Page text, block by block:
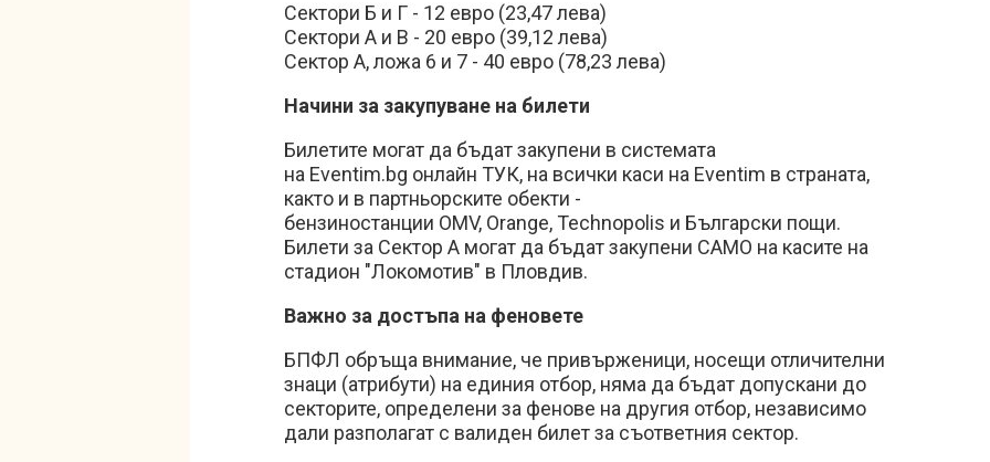
Сектори Б и Г - 12 евро (23,47 лева)
Сектори А и В - 20 евро (39,12 лева)
Сектор А, ложа 6 и 7 - 40 евро (78,23 лева)
Начини за закупуване на билети
Билетите могат да бъдат закупени в системата
на Eventim.bg онлайн ТУК, на всички каси на Eventim в страната,
както и в партньорските обекти -
бензиностанции OMV, Orange, Technopolis и Български пощи.
Билети за Сектор А могат да бъдат закупени САМО на касите на
стадион "Локомотив" в Пловдив.
Важно за достъпа на феновете
БПФЛ обръща внимание, че привърженици, носещи отличителни
знаци (атрибути) на единия отбор, няма да бъдат допускани до
секторите, определени за фенове на другия отбор, независимо
дали разполагат с валиден билет за съответния сектор.